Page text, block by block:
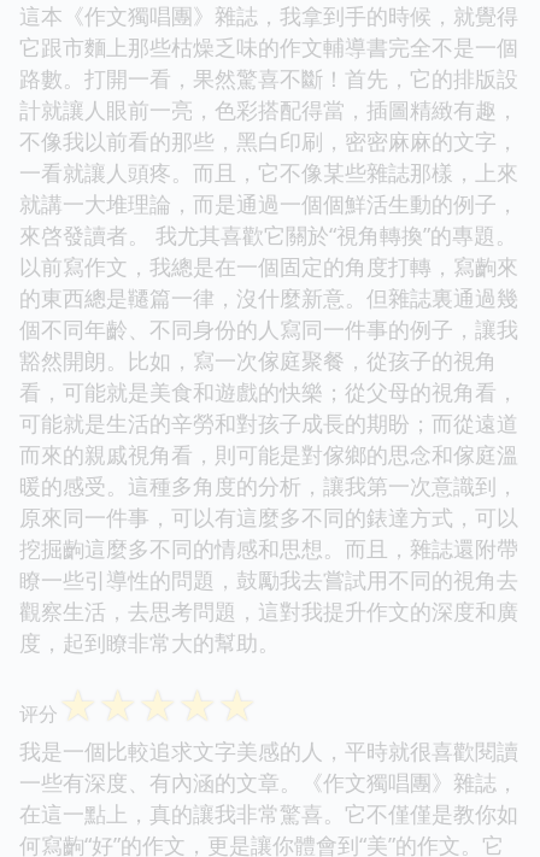
這本《作文獨唱團》雜誌，我拿到手的時候，就覺得
它跟市麵上那些枯燥乏味的作文輔導書完全不是一個
路數。打開一看，果然驚喜不斷！首先，它的排版設
計就讓人眼前一亮，色彩搭配得當，插圖精緻有趣，
不像我以前看的那些，黑白印刷，密密麻麻的文字，
一看就讓人頭疼。而且，它不像某些雜誌那樣，上來
就講一大堆理論，而是通過一個個鮮活生動的例子，
來啓發讀者。 我尤其喜歡它關於“視角轉換”的專題。
以前寫作文，我總是在一個固定的角度打轉，寫齣來
的東西總是韆篇一律，沒什麼新意。但雜誌裏通過幾
個不同年齡、不同身份的人寫同一件事的例子，讓我
豁然開朗。比如，寫一次傢庭聚餐，從孩子的視角
看，可能就是美食和遊戲的快樂；從父母的視角看，
可能就是生活的辛勞和對孩子成長的期盼；而從遠道
而來的親戚視角看，則可能是對傢鄉的思念和傢庭溫
暖的感受。這種多角度的分析，讓我第一次意識到，
原來同一件事，可以有這麼多不同的錶達方式，可以
挖掘齣這麼多不同的情感和思想。而且，雜誌還附帶
瞭一些引導性的問題，鼓勵我去嘗試用不同的視角去
觀察生活，去思考問題，這對我提升作文的深度和廣
度，起到瞭非常大的幫助。
评分 ☆☆☆☆☆
我是一個比較追求文字美感的人，平時就很喜歡閱讀
一些有深度、有內涵的文章。《作文獨唱團》雜誌，
在這一點上，真的讓我非常驚喜。它不僅僅是教你如
何寫齣“好”的作文，更是讓你體會到“美”的作文。它